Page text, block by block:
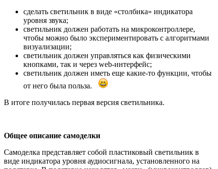
сделать светильник в виде «столбика» индикатора
уровня звука;
светильник должен работать на микроконтроллере,
чтобы можно было экспериментировать с алгоритмами
визуализации;
светильник должен управляться как физическими
кнопками, так и через web-интерфейс;
светильник должен иметь еще какие-то функции, чтобы
от него была польза.
В итоге получилась первая версия светильника.
Общее описание самоделки
Самоделка представляет собой пластиковый светильник в
виде индикатора уровня аудиосигнала, установленного на